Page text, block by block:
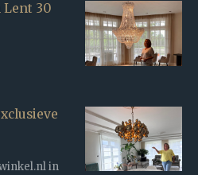
30
in